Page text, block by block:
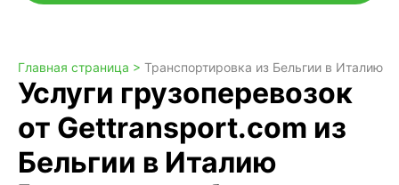
Главная страница > Транспортировка из Бельгии в Италию
Услуги грузоперевозок
от Gettransport.com из
Бельгии в Италию